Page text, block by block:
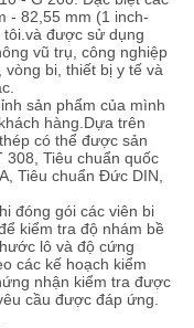
- 82,55 mm (1 inch-
được sử dụng
vũ trụ, công nghiệp
bi, thiết bị y tế và
sản phẩm của mình
hàng.Dựa trên
có thể được sản
308, Tiêu chuẩn quốc
Tiêu chuẩn Đức DIN,
đóng gói các viên bi
kiểm tra độ nhám bề
lô và độ cứng
các kế hoạch kiểm
nhận kiểm tra được
cầu được đáp ứng.